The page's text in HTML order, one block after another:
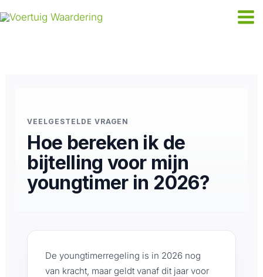
naar
VEELGESTELDE VRAGEN
Hoe bereken ik de
bijtelling voor mijn
youngtimer in 2026?
De youngtimerregeling is in 2026 nog
van kracht, maar geldt vanaf dit jaar voor